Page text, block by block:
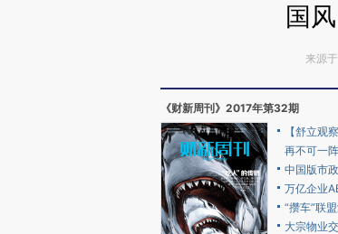
国
来源于
《财新周刊》2017年第32期
【舒立观
再不可一
中国版市
万亿企业
“攒车”联
大宗物业